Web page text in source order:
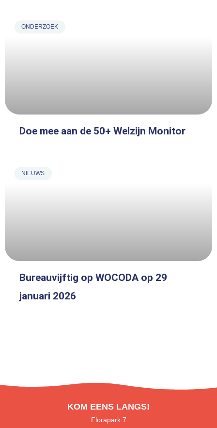
ONDERZOEK
Doe mee aan de 50+ Welzijn Monitor
NIEUWS
Bureauvijftig op WOCODA op 29
januari 2026
KOM EENS LANGS!
Florapark 7